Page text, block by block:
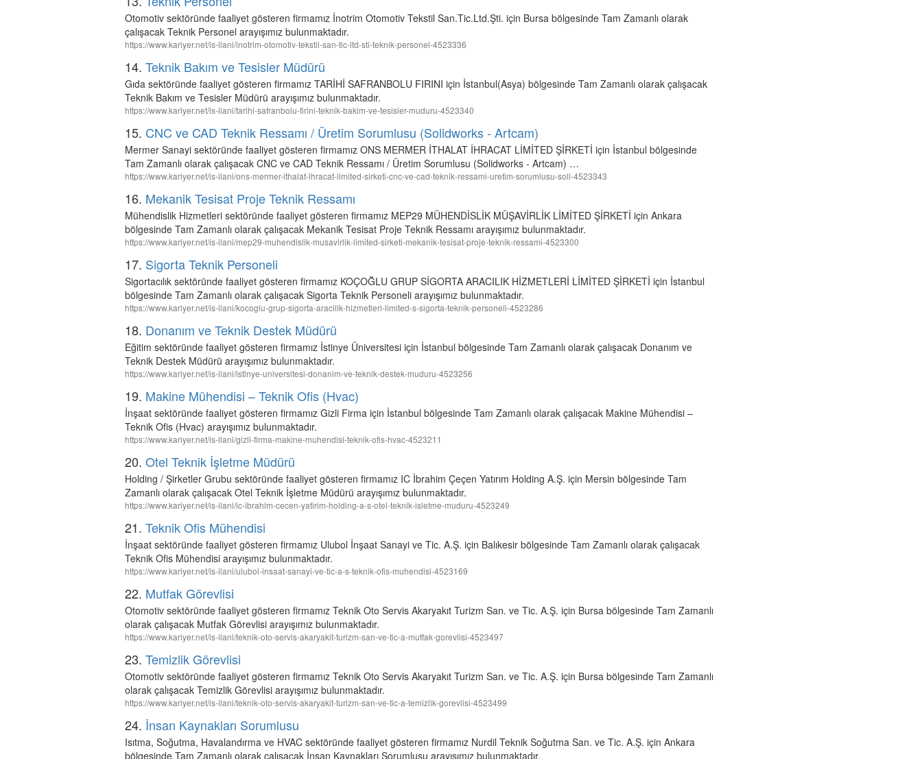
Otomotiv sektöründe faaliyet gösteren firmamız İnotrim Otomotiv Tekstil San.Tic.Ltd.Şti. için Bursa bölgesinde Tam Zamanlı olarak
çalışacak Teknik Personel arayışımız bulunmaktadır.
https://www.kariyer.net/is-ilani/inotrim-otomotiv-tekstil-san-tic-ltd-sti-teknik-personel-4523336
14. Teknik Bakım ve Tesisler Müdürü
Gıda sektöründe faaliyet gösteren firmamız TARİHİ SAFRANBOLU FIRINI için İstanbul(Asya) bölgesinde Tam Zamanlı olarak çalışacak
Teknik Bakım ve Tesisler Müdürü arayışımız bulunmaktadır.
https://www.kariyer.net/is-ilani/tarihi-safranbolu-firini-teknik-bakim-ve-tesisler-muduru-4523340
15. CNC ve CAD Teknik Ressamı / Üretim Sorumlusu (Solidworks - Artcam)
Mermer Sanayi sektöründe faaliyet gösteren firmamız ONS MERMER İTHALAT İHRACAT LİMİTED ŞİRKETİ için İstanbul bölgesinde
Tam Zamanlı olarak çalışacak CNC ve CAD Teknik Ressamı / Üretim Sorumlusu (Solidworks - Artcam) …
https://www.kariyer.net/is-ilani/ons-mermer-ithalat-ihracat-limited-sirketi-cnc-ve-cad-teknik-ressami-uretim-sorumlusu-soli-4523343
16. Mekanik Tesisat Proje Teknik Ressamı
Mühendislik Hizmetleri sektöründe faaliyet gösteren firmamız MEP29 MÜHENDİSLİK MÜŞAVİRLİK LİMİTED ŞİRKETİ için Ankara
bölgesinde Tam Zamanlı olarak çalışacak Mekanik Tesisat Proje Teknik Ressamı arayışımız bulunmaktadır.
https://www.kariyer.net/is-ilani/mep29-muhendislik-musavirlik-limited-sirketi-mekanik-tesisat-proje-teknik-ressami-4523300
17. Sigorta Teknik Personeli
Sigortacılık sektöründe faaliyet gösteren firmamız KOÇOĞLU GRUP SİGORTA ARACILIK HİZMETLERİ LİMİTED ŞİRKETİ için İstanbul
bölgesinde Tam Zamanlı olarak çalışacak Sigorta Teknik Personeli arayışımız bulunmaktadır.
https://www.kariyer.net/is-ilani/kocoglu-grup-sigorta-aracilik-hizmetleri-limited-s-sigorta-teknik-personeli-4523286
18. Donanım ve Teknik Destek Müdürü
Eğitim sektöründe faaliyet gösteren firmamız İstinye Üniversitesi için İstanbul bölgesinde Tam Zamanlı olarak çalışacak Donanım ve
Teknik Destek Müdürü arayışımız bulunmaktadır.
https://www.kariyer.net/is-ilani/istinye-universitesi-donanim-ve-teknik-destek-muduru-4523256
19. Makine Mühendisi – Teknik Ofis (Hvac)
İnşaat sektöründe faaliyet gösteren firmamız Gizli Firma için İstanbul bölgesinde Tam Zamanlı olarak çalışacak Makine Mühendisi –
Teknik Ofis (Hvac) arayışımız bulunmaktadır.
https://www.kariyer.net/is-ilani/gizli-firma-makine-muhendisi-teknik-ofis-hvac-4523211
20. Otel Teknik İşletme Müdürü
Holding / Şirketler Grubu sektöründe faaliyet gösteren firmamız IC İbrahim Çeçen Yatırım Holding A.Ş. için Mersin bölgesinde Tam
Zamanlı olarak çalışacak Otel Teknik İşletme Müdürü arayışımız bulunmaktadır.
https://www.kariyer.net/is-ilani/ic-ibrahim-cecen-yatirim-holding-a-s-otel-teknik-isletme-muduru-4523249
21. Teknik Ofis Mühendisi
İnşaat sektöründe faaliyet gösteren firmamız Ulubol İnşaat Sanayi ve Tic. A.Ş. için Balıkesir bölgesinde Tam Zamanlı olarak çalışacak
Teknik Ofis Mühendisi arayışımız bulunmaktadır.
https://www.kariyer.net/is-ilani/ulubol-insaat-sanayi-ve-tic-a-s-teknik-ofis-muhendisi-4523169
22. Mutfak Görevlisi
Otomotiv sektöründe faaliyet gösteren firmamız Teknik Oto Servis Akaryakıt Turizm San. ve Tic. A.Ş. için Bursa bölgesinde Tam Zamanlı
olarak çalışacak Mutfak Görevlisi arayışımız bulunmaktadır.
https://www.kariyer.net/is-ilani/teknik-oto-servis-akaryakit-turizm-san-ve-tic-a-mutfak-gorevlisi-4523497
23. Temizlik Görevlisi
Otomotiv sektöründe faaliyet gösteren firmamız Teknik Oto Servis Akaryakıt Turizm San. ve Tic. A.Ş. için Bursa bölgesinde Tam Zamanlı
olarak çalışacak Temizlik Görevlisi arayışımız bulunmaktadır.
https://www.kariyer.net/is-ilani/teknik-oto-servis-akaryakit-turizm-san-ve-tic-a-temizlik-gorevlisi-4523499
24. İnsan Kaynakları Sorumlusu
Isıtma, Soğutma, Havalandırma ve HVAC sektöründe faaliyet gösteren firmamız Nurdil Teknik Soğutma San. ve Tic. A.Ş. için Ankara
bölgesinde Tam Zamanlı olarak çalışacak İnsan Kaynakları Sorumlusu arayışımız bulunmaktadır.